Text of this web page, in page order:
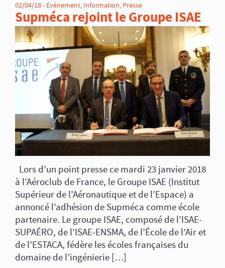
02/04/18 - Évènement, Information, Presse
Supméca rejoint le Groupe ISAE
Lors d’un point presse ce mardi 23 janvier 2018
à l’Aéroclub de France, le Groupe ISAE (Institut
Supérieur de l’Aéronautique et de l’Espace) a
annoncé l’adhésion de Supméca comme école
partenaire. Le groupe ISAE, composé de l’ISAE-
SUPAÉRO, de l’ISAE-ENSMA, de l’École de l’Air et
de l’ESTACA, fédère les écoles françaises du
domaine de l’ingénierie […]